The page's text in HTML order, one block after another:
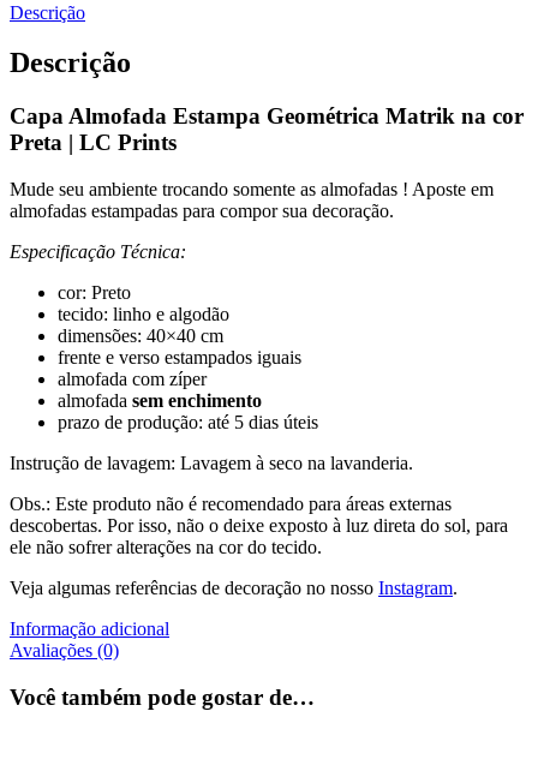
Descrição
Descrição
Capa Almofada Estampa Geométrica Matrik na cor
Preta | LC Prints
Mude seu ambiente trocando somente as almofadas ! Aposte em
almofadas estampadas para compor sua decoração.
Especificação Técnica:
cor: Preto
tecido: linho e algodão
dimensões: 40×40 cm
frente e verso estampados iguais
almofada com zíper
almofada sem enchimento
prazo de produção: até 5 dias úteis
Instrução de lavagem: Lavagem à seco na lavanderia.
Obs.: Este produto não é recomendado para áreas externas
descobertas. Por isso, não o deixe exposto à luz direta do sol, para
ele não sofrer alterações na cor do tecido.
Veja algumas referências de decoração no nosso Instagram.
Informação adicional
Avaliações (0)
Você também pode gostar de…